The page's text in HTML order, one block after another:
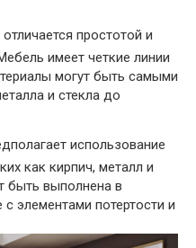
простотой и
имеет четкие линии
могут быть самыми
и стекла до
использование
как кирпич, металл и
быть выполнена в
элементами потертости и